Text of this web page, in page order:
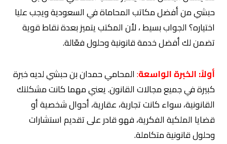
حبشي من أفضل مكاتب المحاماة في السعودية ويجب عليا
اختياره؟ الجواب بسيط ، لأن المكتب يتميز بعدة نقاط قوية
تضمن لك أفضل خدمة قانونية وحلول فعّالة.
أولاً:الخبرة الواسعة:المحامي حمدان بن حبشي لديه خبرة
كبيرة في جميع مجالات القانون. يعني مهما كانت مشكلتك
القانونية، سواء كانت تجارية، عقارية، أحوال شخصية أو
قضايا الملكية الفكرية، فهو قادر على تقديم استشارات
وحلول قانونية متكاملة.